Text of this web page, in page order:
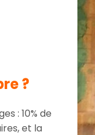
?
: 10% de
et la